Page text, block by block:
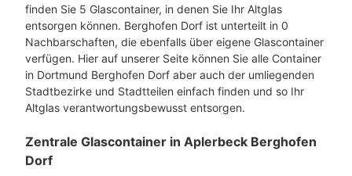
finden Sie 5 Glascontainer, in denen Sie Ihr Altglas
entsorgen können. Berghofen Dorf ist unterteilt in 0
Nachbarschaften, die ebenfalls über eigene Glascontainer
verfügen. Hier auf unserer Seite können Sie alle Container
in Dortmund Berghofen Dorf aber auch der umliegenden
Stadtbezirke und Stadtteilen einfach finden und so Ihr
Altglas verantwortungsbewusst entsorgen.
Zentrale Glascontainer in Aplerbeck Berghofen
Dorf